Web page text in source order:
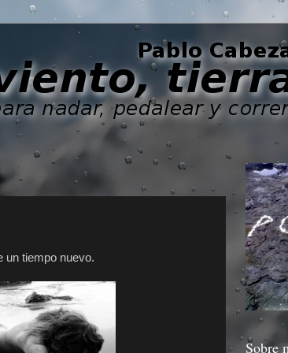
un tiempo nuevo.
Sobre